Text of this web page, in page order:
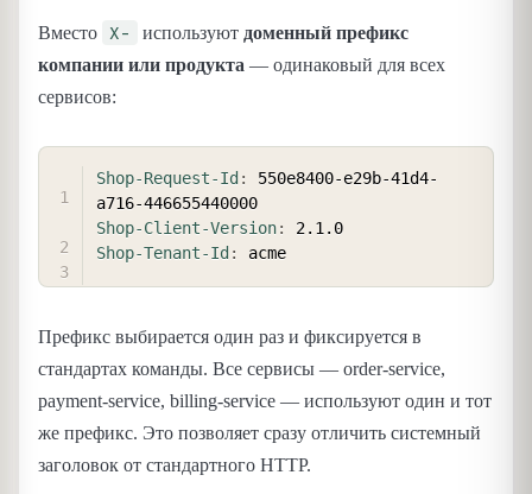
Вместо X- используют доменный префикс
компании или продукта — одинаковый для всех
сервисов:
Shop-Request-Id :
550e8400-e29b-41d4-
a716-446655440000
Shop-Client-Version:
2.1.0
Shop-Tenant-Id : acme
Префикс выбирается один раз и фиксируется в
стандартах команды. Все сервисы — order-service,
payment-service, billing-service — используют один и тот
же префикс. Это позволяет сразу отличить системный
заголовок от стандартного HTTP.